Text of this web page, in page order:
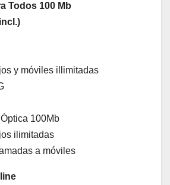
Todos 100 Mb
y móviles illimitadas
100Mb
ilimitadas
a móviles